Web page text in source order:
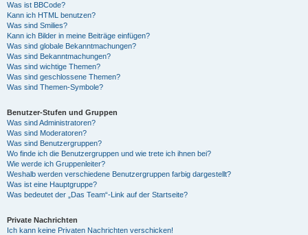
Was ist BBCode?
Kann ich HTML benutzen?
Was sind Smilies?
Kann ich Bilder in meine Beiträge einfügen?
Was sind globale Bekanntmachungen?
Was sind Bekanntmachungen?
Was sind wichtige Themen?
Was sind geschlossene Themen?
Was sind Themen-Symbole?
Benutzer-Stufen und Gruppen
Was sind Administratoren?
Was sind Moderatoren?
Was sind Benutzergruppen?
Wo finde ich die Benutzergruppen und wie trete ich ihnen bei?
Wie werde ich Gruppenleiter?
Weshalb werden verschiedene Benutzergruppen farbig dargestellt?
Was ist eine Hauptgruppe?
Was bedeutet der „Das Team“-Link auf der Startseite?
Private Nachrichten
Ich kann keine Privaten Nachrichten verschicken!